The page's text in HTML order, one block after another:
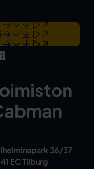
36/37
EC Tilburg